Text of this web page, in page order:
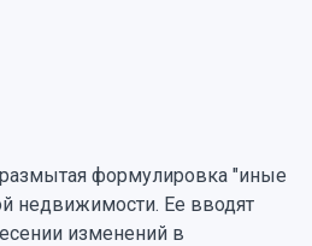
формулировка "иные
недвижимости. Ее вводят
изменений в